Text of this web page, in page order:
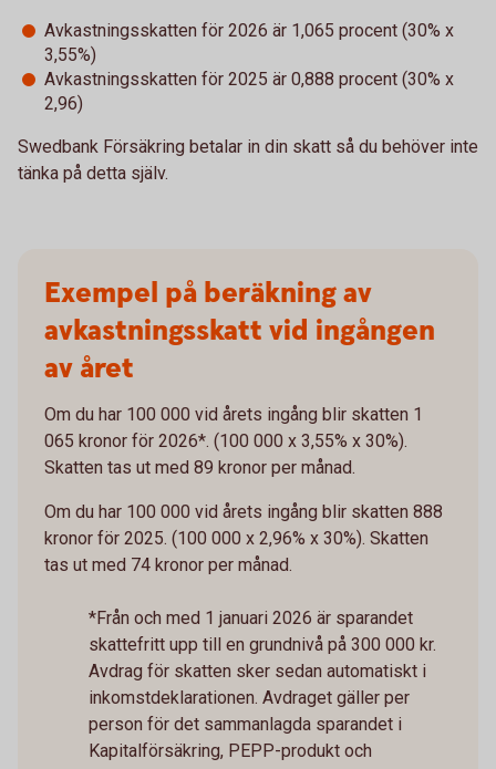
Avkastningsskatten för 2026 är 1,065 procent (30% x
3,55%)
Avkastningsskatten för 2025 är 0,888 procent (30% x
2,96)
Swedbank Försäkring betalar in din skatt så du behöver inte
tänka på detta själv.
Exempel på beräkning av
avkastningsskatt vid ingången
av året
Om du har 100 000 vid årets ingång blir skatten 1
065 kronor för 2026*. (100 000 x 3,55% x 30%).
Skatten tas ut med 89 kronor per månad.
Om du har 100 000 vid årets ingång blir skatten 888
kronor för 2025. (100 000 x 2,96% x 30%). Skatten
tas ut med 74 kronor per månad.
*Från och med 1 januari 2026 är sparandet
skattefritt upp till en grundnivå på 300 000 kr.
Avdrag för skatten sker sedan automatiskt i
inkomstdeklarationen. Avdraget gäller per
person för det sammanlagda sparandet i
Kapitalförsäkring, PEPP-produkt och